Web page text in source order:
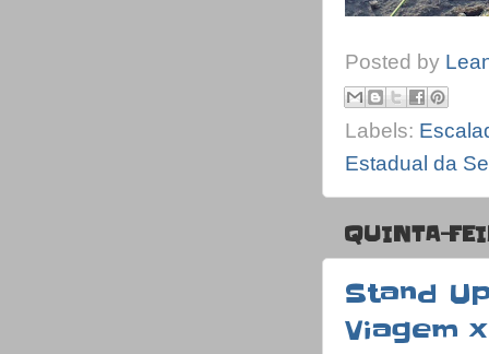
Posted by
Labels:
Estadual da
QUINTA-
Stand
Viagem